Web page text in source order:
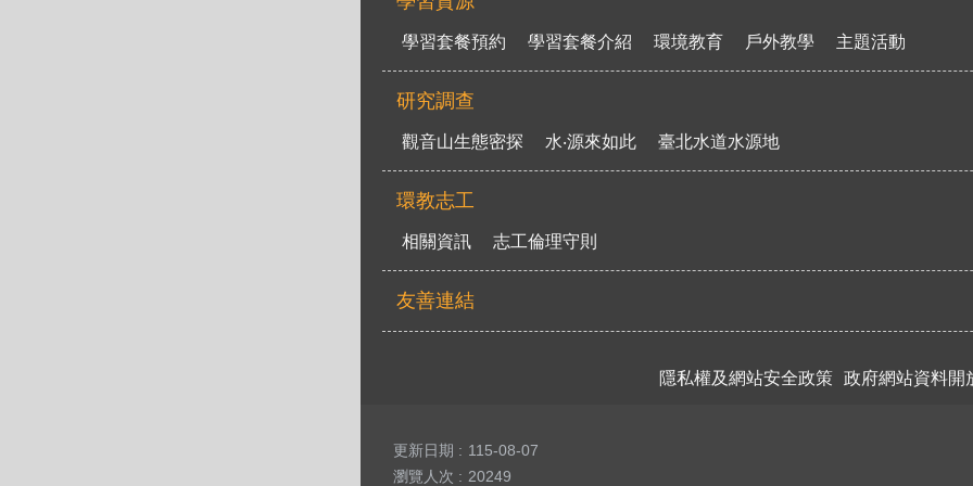
學習套餐預約 學習套餐介紹 環境教育 戶外教學 主題活動
研究調查
觀音山生態密探 水‧源來如此 臺北水道水源地
環教志工
相關資訊 志工倫理守則
友善連結
隱私權及網站安全政策 政府網站資料開
更新日期
115-08-07
瀏覽人次
20249